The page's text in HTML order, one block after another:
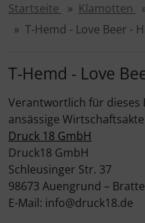
Startseite Klamotten
T-Hemd - Love Beer -
T-Hemd - Love
Verantwortlich für dieses
ansässige
Druck 18 GmbH
Druck18 GmbH
Schleusinger Str. 37
98673 Auengrund –
E-Mail: info@druck18.de